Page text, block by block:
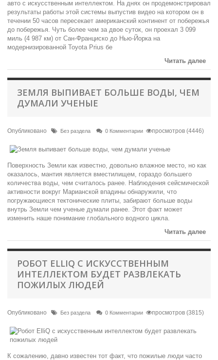
авто с искусственным интеллектом. На днях он продемонстрировал
результаты работы этой системы выпустив видео на котором он в
течении 50 часов пересекает американский континент от побережья
до побережья. Чуть более чем за двое суток, он проехал 3 099
миль (4 987 км) от Сан-Франциско до Нью-Йорка на
модернизированной Toyota Prius бе
Читать далее
ЗЕМЛЯ ВЫПИВАЕТ БОЛЬШЕ ВОДЫ, ЧЕМ
ДУМАЛИ УЧЕНЫЕ
Опубликовано Без раздела 0 Комментарии просмотров (4446)
Поверхность Земли как известно, довольно влажное место, но как
оказалось, мантия является вместилищем, гораздо большего
количества воды, чем считалось ранее. Наблюдения сейсмической
активности вокруг Марианской впадины обнаружили, что
погружающиеся тектонические плиты, забирают больше воды
внутрь Земли чем ученые думали ранее. Этот факт может
изменить наше понимание глобального водного цикла.
Читать далее
РОБОТ ELLIQ C ИСКУССТВЕННЫМ
ИНТЕЛЛЕКТОМ БУДЕТ РАЗВЛЕКАТЬ
ПОЖИЛЫХ ЛЮДЕЙ
Опубликовано Без раздела 0 Комментарии просмотров (3815)
К сожалению, давно известен тот факт, что пожилые люди часто